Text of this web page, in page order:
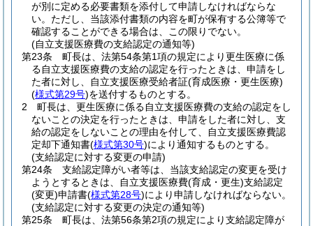
が別に定める必要書類を添付して申請しなければならな
い。 ただし、当該添付書類の内容を町が保有する公簿等で
確認することができる場合は、この限りでない。
(自立支援医療費の支給認定の通知等)
第23条
町長は、法第54条第1項の規定により更生医療に係
る自立支援医療費の支給の認定を行ったときは、申請をし
た者に対し、自立支援医療受給者証(育成医療・更生医療)
(様式第29号)を送付するものとする。
2
町長は、更生医療に係る自立支援医療費の支給の認定をし
ないことの決定を行ったときは、申請をした者に対し、支
給の認定をしないことの理由を付して、自立支援医療費認
定却下通知書(様式第30号)により通知するものとする。
(支給認定に対する変更の申請)
第24条
支給認定障がい者等は、当該支給認定の変更を受け
ようとするときは、自立支援医療費(育成・更生)支給認定
(変更)申請書(様式第28号)により申請しなければならない。
(支給認定に対する変更の決定の通知等)
第25条
町長は、法第56条第2項の規定により支給認定障が